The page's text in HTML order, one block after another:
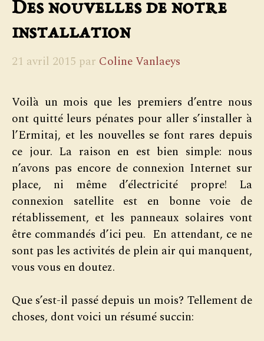
Des nouvelles de notre
installation
21 avril 2015 par Coline Vanlaeys
Voilà un mois que les premiers d’entre nous
ont quitté leurs pénates pour aller s’installer à
l’Ermitaj, et les nouvelles se font rares depuis
ce jour. La raison en est bien simple: nous
n’avons pas encore de connexion Internet sur
place, ni même d’électricité propre! La
connexion satellite est en bonne voie de
rétablissement, et les panneaux solaires vont
être commandés d’ici peu. En attendant, ce ne
sont pas les activités de plein air qui manquent,
vous vous en doutez.
Que s’est-il passé depuis un mois? Tellement de
choses, dont voici un résumé succin: